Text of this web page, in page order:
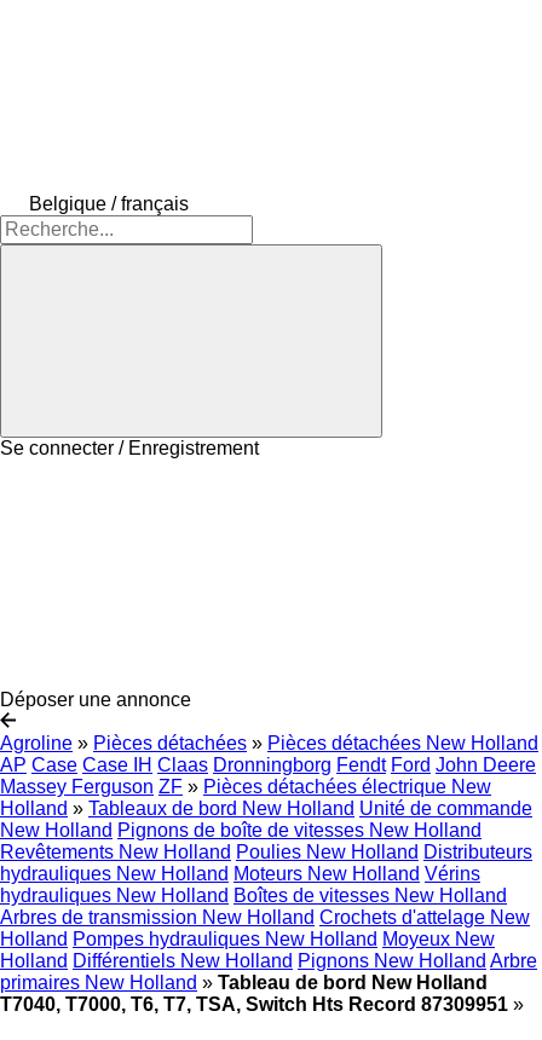
Belgique / français
Se connecter / Enregistrement
Déposer une annonce
Agroline » Pièces détachées » Pièces détachées New Holland
AP Case Case IH Claas Dronningborg Fendt Ford John Deere
Massey Ferguson ZF » Pièces détachées électrique New
Holland » Tableaux de bord New Holland Unité de commande
New Holland Pignons de boîte de vitesses New Holland
Revêtements New Holland Poulies New Holland Distributeurs
hydrauliques New Holland Moteurs New Holland Vérins
hydrauliques New Holland Boîtes de vitesses New Holland
Arbres de transmission New Holland Crochets d'attelage New
Holland Pompes hydrauliques New Holland Moyeux New
Holland Différentiels New Holland Pignons New Holland Arbre
primaires New Holland » Tableau de bord New Holland
T7040, T7000, T6, T7, TSA, Switch Hts Record 87309951 »